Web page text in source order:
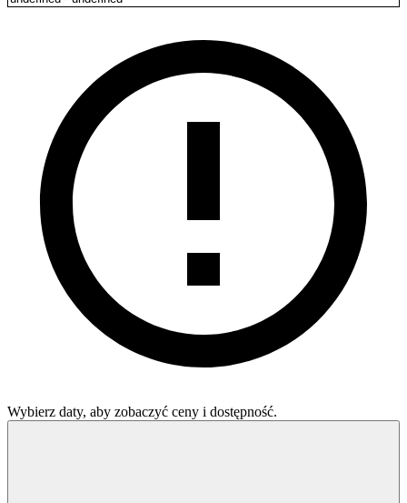
Wybierz daty, aby zobaczyć ceny i dostępność.